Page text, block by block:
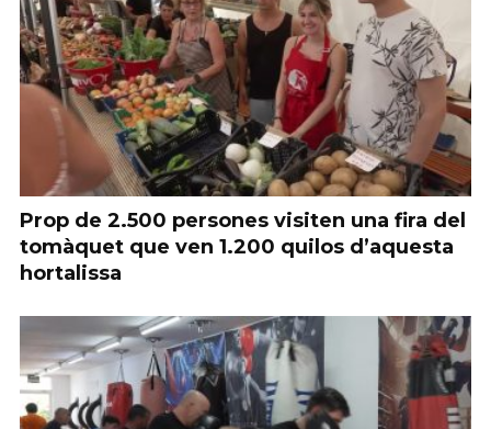
Prop de 2.500 persones visiten una fira del
tomàquet que ven 1.200 quilos d’aquesta
hortalissa